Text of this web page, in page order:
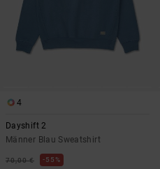
4
Dayshift 2
Männer Blau Sweatshirt
70,00 € 55%